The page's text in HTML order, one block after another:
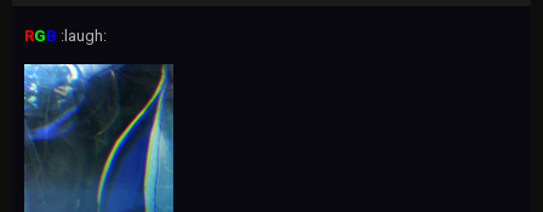
RGB :laugh: